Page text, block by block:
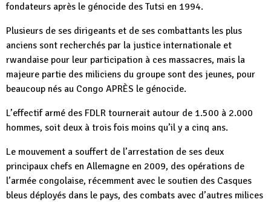
fondateurs après le génocide des Tutsi en 1994.
Plusieurs de ses dirigeants et de ses combattants les plus
anciens sont recherchés par la justice internationale et
rwandaise pour leur participation à ces massacres, mais la
majeure partie des miliciens du groupe sont des jeunes, pour
beaucoup nés au Congo APRÈS le génocide.
L’effectif armé des FDLR tournerait autour de 1.500 à 2.000
hommes, soit deux à trois fois moins qu’il y a cinq ans.
Le mouvement a souffert de l’arrestation de ses deux
principaux chefs en Allemagne en 2009, des opérations de
l’armée congolaise, récemment avec le soutien des Casques
bleus déployés dans le pays, des combats avec d’autres milices